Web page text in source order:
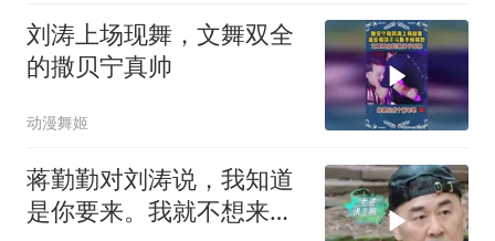
刘涛上场现舞，文舞双全
的撒贝宁真帅
动漫舞姬
蒋勤勤对刘涛说，我知道
是你要来。我就不想来